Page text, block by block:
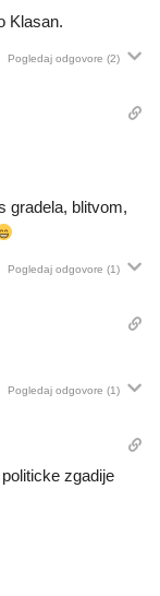
Klasan.
Pogledaj odgovore (2)
gradela, blitvom,
Pogledaj odgovore (1)
Pogledaj odgovore (1)
zgadije